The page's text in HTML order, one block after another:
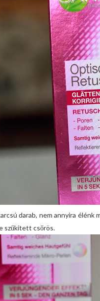
darab, nem annyira élénk
szűkített csőrös.